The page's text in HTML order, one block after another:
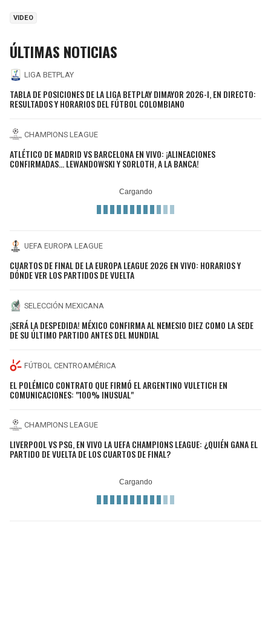
VIDEO
ÚLTIMAS NOTICIAS
LIGA BETPLAY
TABLA DE POSICIONES DE LA LIGA BETPLAY DIMAYOR 2026-I, EN DIRECTO:
RESULTADOS Y HORARIOS DEL FÚTBOL COLOMBIANO
CHAMPIONS LEAGUE
ATLÉTICO DE MADRID VS BARCELONA EN VIVO: ¡ALINEACIONES
CONFIRMADAS... LEWANDOWSKI Y SORLOTH, A LA BANCA!
UEFA EUROPA LEAGUE
CUARTOS DE FINAL DE LA EUROPA LEAGUE 2026 EN VIVO: HORARIOS Y
DÓNDE VER LOS PARTIDOS DE VUELTA
SELECCIÓN MEXICANA
¡SERÁ LA DESPEDIDA! MÉXICO CONFIRMA AL NEMESIO DIEZ COMO LA SEDE
DE SU ÚLTIMO PARTIDO ANTES DEL MUNDIAL
FÚTBOL CENTROAMÉRICA
EL POLÉMICO CONTRATO QUE FIRMÓ EL ARGENTINO VULETICH EN
COMUNICACIONES: "100% INUSUAL"
CHAMPIONS LEAGUE
LIVERPOOL VS PSG, EN VIVO LA UEFA CHAMPIONS LEAGUE: ¿QUIÉN GANA EL
PARTIDO DE VUELTA DE LOS CUARTOS DE FINAL?